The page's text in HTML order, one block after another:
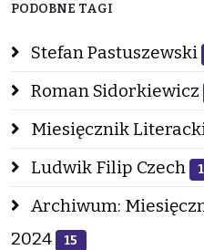
PODOBNE TAGI
Stefan Pastuszewski
Roman Sidorkiewicz
Miesięcznik
Ludwik Filip Czech
Archiwum:
2024
15